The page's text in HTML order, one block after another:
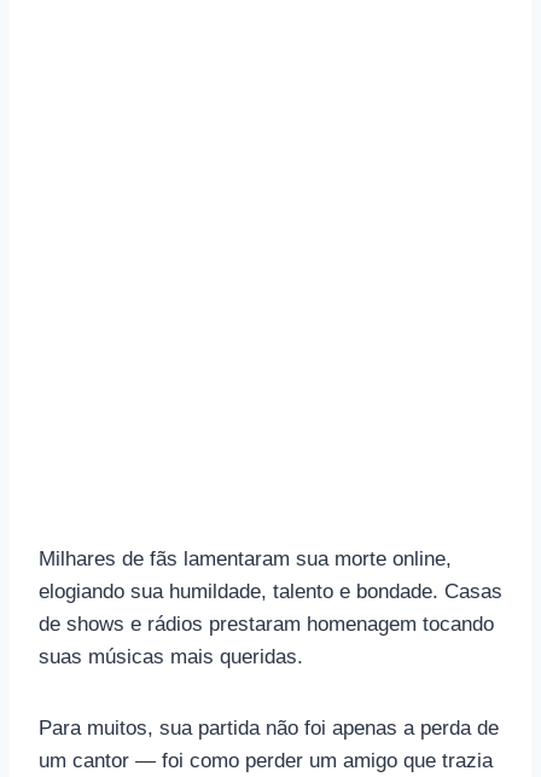
Milhares de fãs lamentaram sua morte online,
elogiando sua humildade, talento e bondade. Casas
de shows e rádios prestaram homenagem tocando
suas músicas mais queridas.
Para muitos, sua partida não foi apenas a perda de
um cantor — foi como perder um amigo que trazia